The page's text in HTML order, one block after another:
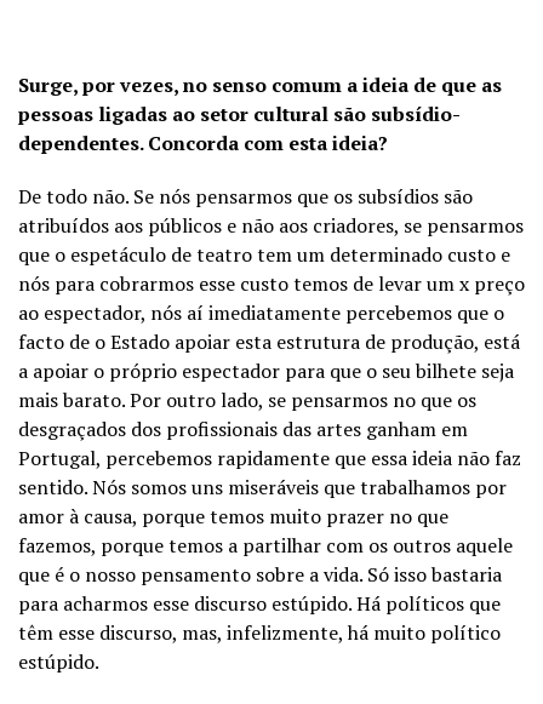
Surge, por vezes, no senso comum a ideia de que as
pessoas ligadas ao setor cultural são subsídio-
dependentes. Concorda com esta ideia?
De todo não. Se nós pensarmos que os subsídios são
atribuídos aos públicos e não aos criadores, se pensarmos
que o espetáculo de teatro tem um determinado custo e
nós para cobrarmos esse custo temos de levar um x preço
ao espectador, nós aí imediatamente percebemos que o
facto de o Estado apoiar esta estrutura de produção, está
a apoiar o próprio espectador para que o seu bilhete seja
mais barato. Por outro lado, se pensarmos no que os
desgraçados dos profissionais das artes ganham em
Portugal, percebemos rapidamente que essa ideia não faz
sentido. Nós somos uns miseráveis que trabalhamos por
amor à causa, porque temos muito prazer no que
fazemos, porque temos a partilhar com os outros aquele
que é o nosso pensamento sobre a vida. Só isso bastaria
para acharmos esse discurso estúpido. Há políticos que
têm esse discurso, mas, infelizmente, há muito político
estúpido.